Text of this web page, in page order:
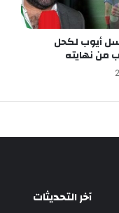
أيوب لكحل
من نهايته
آخر التحديثات